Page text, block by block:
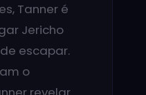
Tanner é
Jericho
escapar.
o